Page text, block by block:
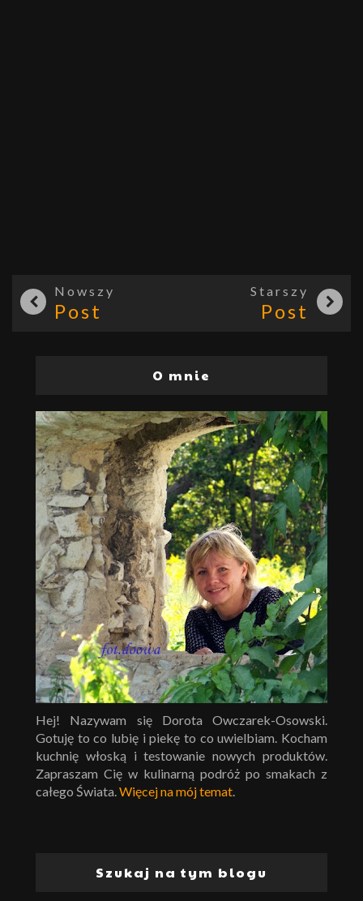
Nowszy
Post
Starszy
Post
O mnie
Hej! Nazywam się Dorota Owczarek-Osowski.
Gotuję to co lubię i piekę to co uwielbiam. Kocham
kuchnię włoską i testowanie nowych produktów.
Zapraszam Cię w kulinarną podróż po smakach z
całego Świata.Więcej na mój temat.
Szukaj na tym blogu